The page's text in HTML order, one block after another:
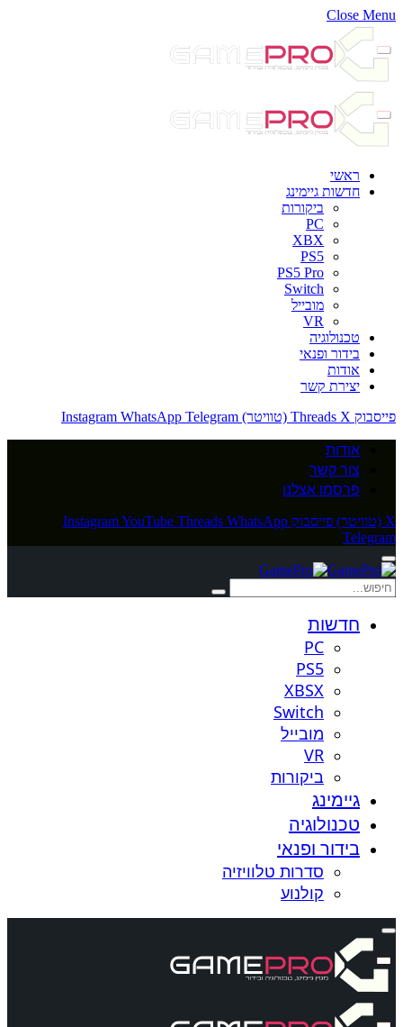
Close Menu
ראשי
חדשות גיימינג
ביקורות
PC
XBX
PS5
PS5 Pro
Switch
מובייל
VR
טכנולוגיה
בידור ופנאי
אודות
יצירת קשר
פייסבוק
Threads X (טוויטר) Instagram WhatsApp Telegram
אודות
צור קשר
פרסמו אצלנו
X (טוויטר) פייסבוק InstagramYouTube Threads WhatsApp
Telegram
חדשות
PC
PS5
XBSX
Switch
מובייל
VR
ביקורות
גיימינג
טכנולוגיה
בידור ופנאי
סדרות טלוויזיה
קולנוע